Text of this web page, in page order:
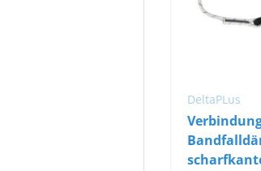
DeltaPLus